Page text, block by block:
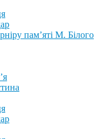
пам’яті М. Білого